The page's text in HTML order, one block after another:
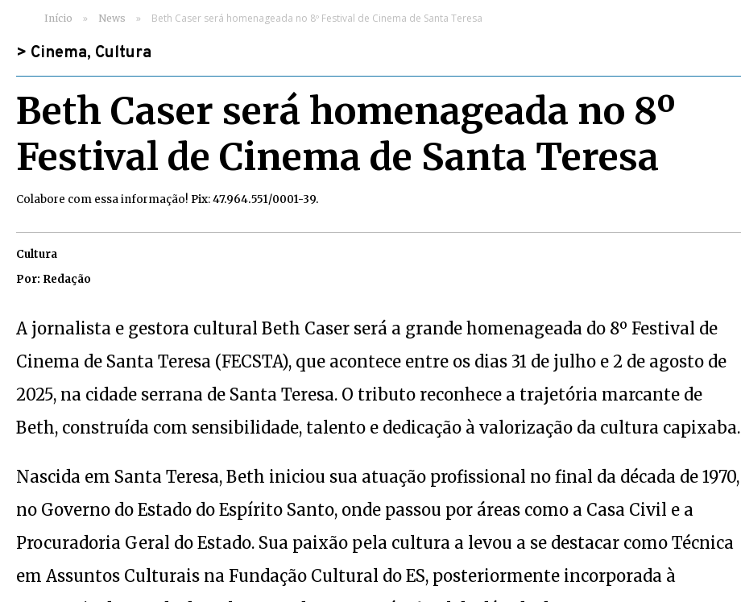
Início » News » Beth Caser será homenageada no 8º Festival de Cinema de Santa Teresa
> Cinema, Cultura
Beth Caser será homenageada no 8º
Festival de Cinema de Santa Teresa
Colabore com essa informação! Pix:47.964.551/0001-39.
Cultura
Por: Redação
A jornalista e gestora cultural Beth Caser será a grande homenageada do 8º Festival de
Cinema de Santa Teresa (FECSTA), que acontece entre os dias 31 de julho e 2 de agosto de
2025, na cidade serrana de Santa Teresa. O tributo reconhece a trajetória marcante de
Beth, construída com sensibilidade, talento e dedicação à valorização da cultura capixaba.
Nascida em Santa Teresa, Beth iniciou sua atuação profissional no final da década de 1970,
no Governo do Estado do Espírito Santo, onde passou por áreas como a Casa Civil e a
Procuradoria Geral do Estado. Sua paixão pela cultura a levou a se destacar como Técnica
em Assuntos Culturais na Fundação Cultural do ES, posteriormente incorporada à